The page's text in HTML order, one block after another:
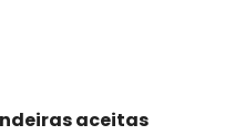
aceitas